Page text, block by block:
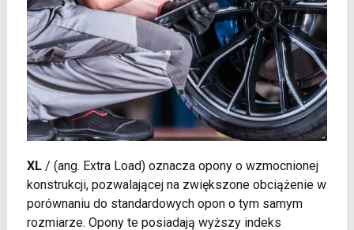
XL/ (ang. Extra Load) oznacza opony o wzmocnionej
konstrukcji, pozwalającej na zwiększone obciążenie w
porównaniu do standardowych opon o tym samym
rozmiarze. Opony te posiadają wyższy indeks